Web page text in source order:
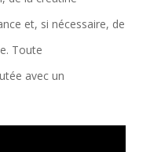
et, si nécessaire, de
Toute
avec un